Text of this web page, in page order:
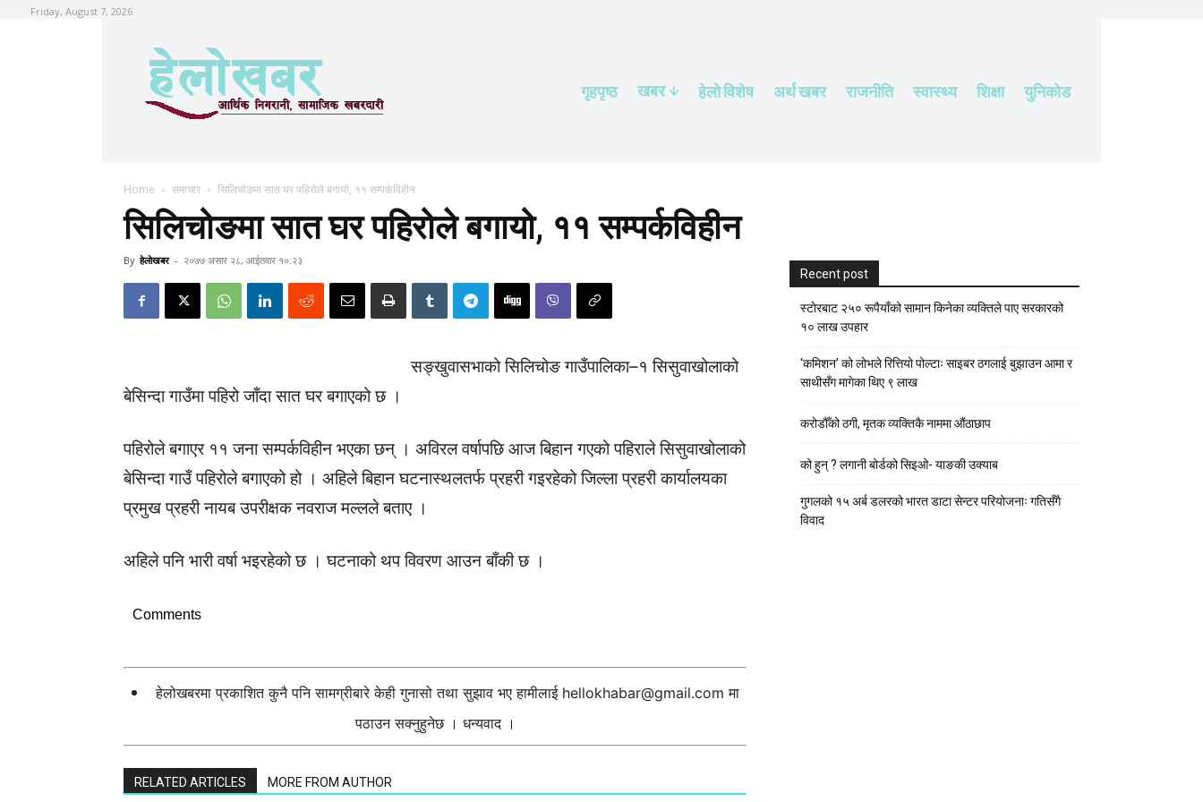
Friday, August 7, 2026
गृहपृष्ठ खबर हेलाे विशेष अर्थ खबर राजनीति स्वास्थ्य शिक्षा युनिकोड
Home समाचार सिलिचोङमा सात घर पहिरोले बगायो, ११ सम्पर्कविहीन
सिलिचोङमा सात घर पहिरोले बगायो, ११ सम्पर्कविहीन
By हेलाेखबर - २०७७ असार २८, आईतवार १०:२३
सङ्खुवासभाको सिलिचोङ गाउँपालिका–१ सिसुवाखोलाको
बेसिन्दा गाउँमा पहिरो जाँदा सात घर बगाएको छ ।
पहिरोले बगाएर ११ जना सम्पर्कविहीन भएका छन् । अविरल वर्षापछि आज बिहान गएको पहिराले सिसुवाखोलाको
बेसिन्दा गाउँ पहिरोले बगाएको हो । अहिले बिहान घटनास्थलतर्फ प्रहरी गइरहेको जिल्ला प्रहरी कार्यालयका
प्रमुख प्रहरी नायब उपरीक्षक नवराज मल्लले बताए ।
अहिले पनि भारी वर्षा भइरहेको छ । घटनाको थप विवरण आउन बाँकी छ ।
Comments
हेलोखबरमा प्रकाशित कुनै पनि सामग्रीबारे केही गुनासो तथा सुझाव भए हामीलाई hellokhabar@gmail.com मा
पठाउन सक्नुहुनेछ । धन्यवाद ।
RELATED ARTICLES MORE FROM AUTHOR
Recent post
स्टाेरबाट २५० रूपैयाँको सामान किनेका व्यक्तिले पाए सरकारको
१० लाख उपहार
‘कमिशन’ को लोभले रित्तियो पोल्टाः साइबर ठगलाई बुझाउन आमा र
साथीसँग मागेका थिए ९ लाख
करोडौँको ठगी, मृतक व्यक्तिकै नाममा औंठाछाप
को हुन् ? लगानी बोर्डको सिइओ- याङकी उक्याब
गुगलको १५ अर्ब डलरको भारत डाटा सेन्टर परियोजनाः गतिसँगै
विवाद